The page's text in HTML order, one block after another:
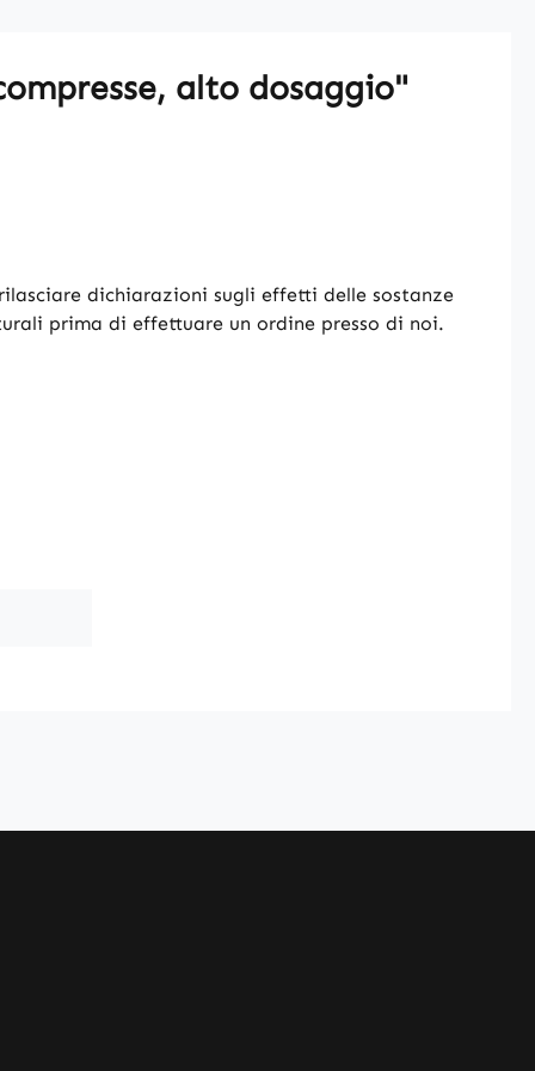
alto dosaggio"
dichiarazioni sugli effetti delle sostanze
prima di effettuare un ordine presso di noi.